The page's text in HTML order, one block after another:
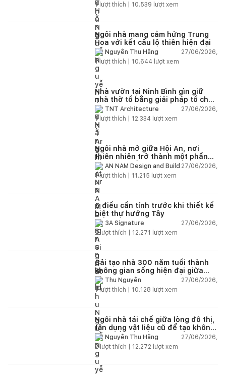
1lượt thích | 10.539 lượt xem
Ngôi nhà mang cảm hứng Trung
Hoa với kết cấu lộ thiên hiện đại
Nguyễn Thu Hằng
27/06/2026,
1lượt thích | 10.644 lượt xem
Nhà vườn tại Ninh Bình gìn giữ
nhà thờ tổ bằng giải pháp tổ chức
lại không gian
TNT Architecture
27/06/2026,
1lượt thích | 12.334 lượt xem
Ngôi nhà mở giữa Hội An, nơi
thiên nhiên trở thành một phần
của cuộc sống
AN NAM Design and Build 27/06/2026,
1lượt thích | 11.215 lượt xem
5 điều cần tính trước khi thiết kế
biệt thự hướng Tây
3A Signature
27/06/2026,
2lượt thích | 12.271 lượt xem
Cải tạo nhà 300 năm tuổi thành
không gian sống hiện đại giữa
thiên nhiên
Thu Nguyễn
27/06/2026,
1lượt thích | 10.128 lượt xem
Ngôi nhà tái chế giữa lòng đô thị,
tận dụng vật liệu cũ để tạo không
gian sống linh hoạt
Nguyễn Thu Hằng
27/06/2026,
2lượt thích | 12.272 lượt xem